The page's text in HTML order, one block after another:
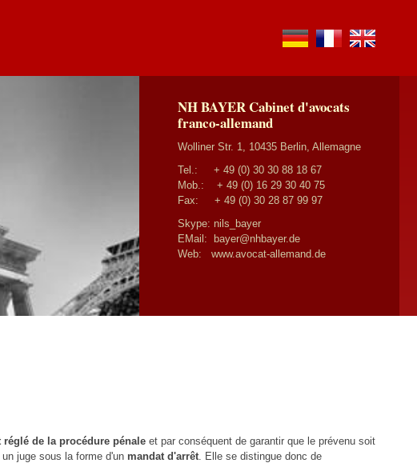
NH BAYER Cabinet d'avocats
franco-allemand
Wolliner Str. 1, 10435 Berlin, Allemagne
Tel.: + 49 (0) 30 30 88 18 67
Mob.: + 49 (0) 16 29 30 40 75
Fax: + 49 (0) 30 28 87 99 97
Skype: nils_bayer
EMail:
bayer@nhbayer.de
Web: www.avocat-allemand.de
de la procédure pénaleet par conséquent de garantir que le prévenu soit
juge sous la forme d'un mandat d'arrêt. Elle se distingue donc de